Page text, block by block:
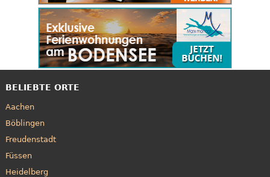
BELIEBTE ORTE
Aachen
Böblingen
Freudenstadt
Füssen
Heidelberg